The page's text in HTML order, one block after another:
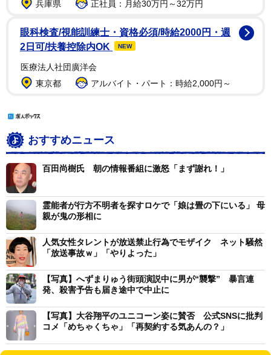
兵庫県
正社員：月給30万円～32万円
眼科検査/視能訓練士・資格必須/時給2000円・週
2日可/扶養控除内OK
NEW
医療法人社団廣洋会
東京都
アルバイト・パート：時給2,000円～
おすすめニュース
百田尚樹氏 朝の情報番組に激怒「まず謝れ！」
霊能者が行方不明者を探すロケで「娘は畳の下にいる」 母
親が鬼の形相に
人気女性タレントが放送禁止行為でモザイク ネット騒然
「放送事故ｗ」「やりよった」
【写真】へずまりゅう街頭演説中に男が“襲撃” 暴言連
発、殺害予告も届き途中で中止に
【写真】大谷翔平のユニコーン姿に賛否 公式SNSに批判
コメ「めちゃくちゃ」「再契約する気あんの？」